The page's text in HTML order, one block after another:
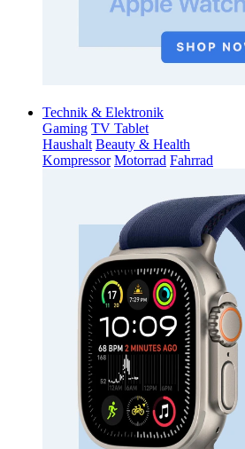
Technik & Elektronik
Gaming TV Tablet
Haushalt Beauty & Health
Kompressor Motorrad Fahrrad